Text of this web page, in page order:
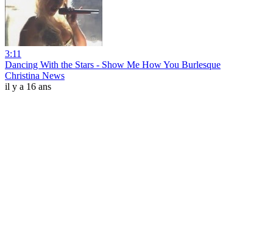
3:11
Dancing With the Stars - Show Me How You Burlesque
Christina News
il y a 16 ans